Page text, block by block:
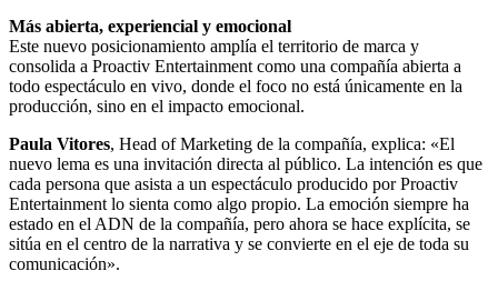
Más abierta, experiencial y emocional
Este nuevo posicionamiento amplía el territorio de marca y
consolida a Proactiv Entertainment como una compañía abierta a
todo espectáculo en vivo, donde el foco no está únicamente en la
producción, sino en el impacto emocional.
Paula Vitores, Head of Marketing de la compañía, explica: «El
nuevo lema es una invitación directa al público. La intención es que
cada persona que asista a un espectáculo producido por Proactiv
Entertainment lo sienta como algo propio. La emoción siempre ha
estado en el ADN de la compañía, pero ahora se hace explícita, se
sitúa en el centro de la narrativa y se convierte en el eje de toda su
comunicación».